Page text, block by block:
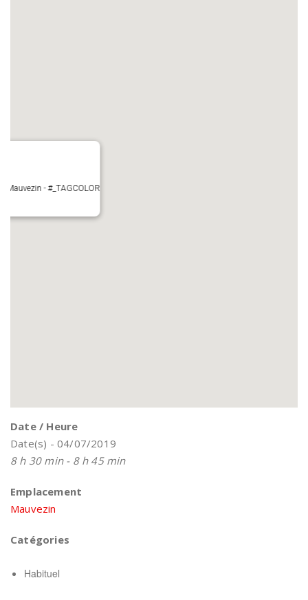
Mauvezin - #_TAGCOLOR
Date / Heure
Date(s) - 04/07/2019
8 h 30 min - 8 h 45 min
Emplacement
Mauvezin
Catégories
Habituel